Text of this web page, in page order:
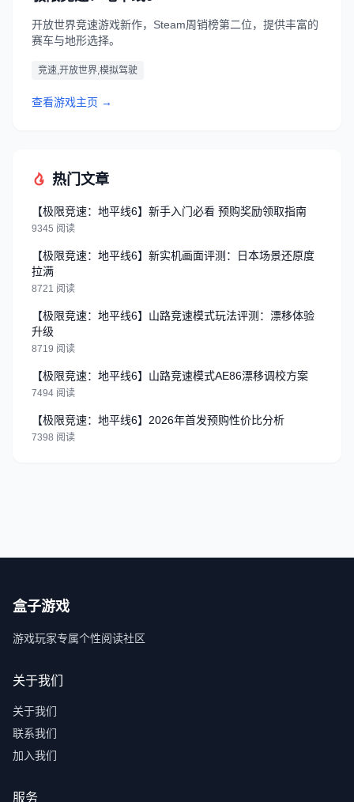
开放世界竞速游戏新作，Steam周销榜第二位，提供丰富的
赛车与地形选择。
竞速,开放世界,模拟驾驶
查看游戏主页 →
热门文章
【极限竞速：地平线6】新手入门必看 预购奖励领取指南
9345 阅读
【极限竞速：地平线6】新实机画面评测：日本场景还原度
拉满
8721 阅读
【极限竞速：地平线6】山路竞速模式玩法评测：漂移体验
升级
8719 阅读
【极限竞速：地平线6】山路竞速模式AE86漂移调校方案
7494 阅读
【极限竞速：地平线6】2026年首发预购性价比分析
7398 阅读
盒子游戏
游戏玩家专属个性阅读社区
关于我们
关于我们
联系我们
加入我们
服务